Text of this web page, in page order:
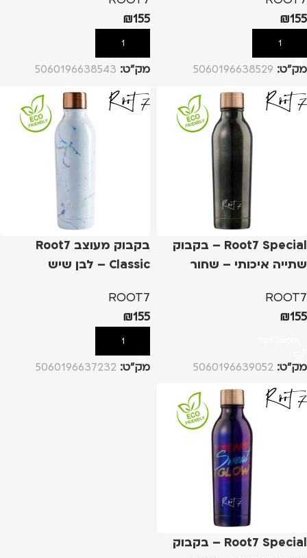
₪155
הוספה לסל
מק”ט: 5060196638529
₪155
הוספה לסל
מק”ט: 5060196638543
Root7 Special – בקבוק
שתייה איכותי – שחור
ROOT7
₪155
מק”ט: 5060196639052
בקבוק מעוצב Root7
Classic – לבן שיש
ROOT7
₪155
הוספה לסל
מק”ט: 5060196637232
Root7 Special – בקבוק